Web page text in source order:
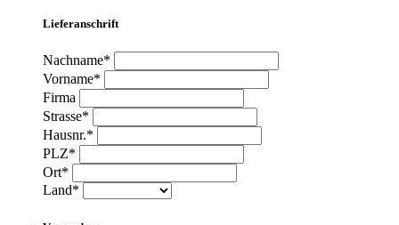
Lieferanschrift
Nachname*
Vorname*
Firma
Strasse*
Hausnr.*
PLZ*
Ort*
Land*